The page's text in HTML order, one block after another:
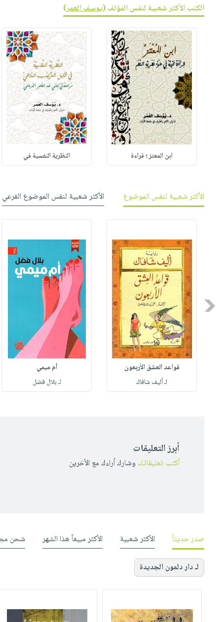
صابون
أطفال
مناسبات
فيديوهات
يتكرر
طرحها
خدمات
وفرات
انشر
كتابك
تواصل
عربة
التسوق
الإصدارات
الكتب الأكثر شعبية لنفس المؤلف (يوسف العمر)
ابن المعتز ؛ قراءة النظرية النفسية في
الأكثر شعبية لنفس الموضوع الأكثر شعبية لنفس الموضوع الفرعي
Previous
قواعد العشق الأربعون
لـ أليف شافاك
أم ميمي
لـ بلال فضل
أبرز التعليقات
أكتب تعليقاتك وشارك أراءك مع الأخرين
صدر حديثاً الأكثر شعبية الأكثر مبيعاً هذا الشهر شحن
لـ دار دلمون الجديدة